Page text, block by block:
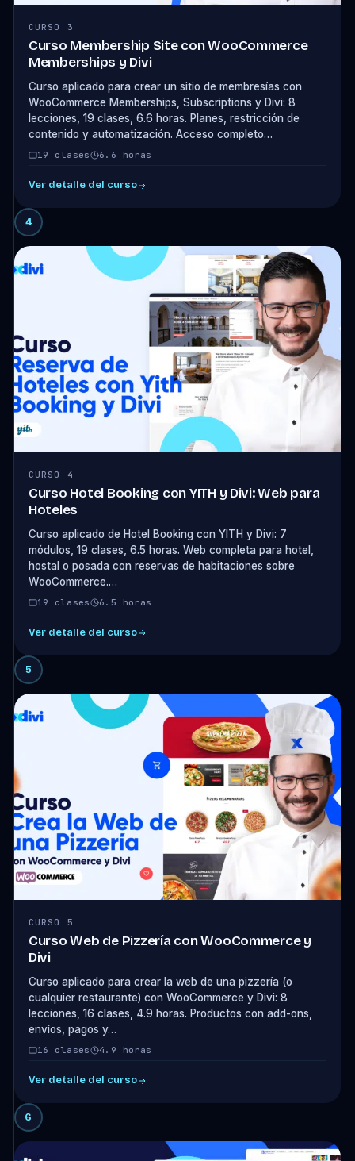
CURSO 3
Curso Membership Site con WooCommerce
Memberships y Divi
Curso aplicado para crear un sitio de membresías con
WooCommerce Memberships, Subscriptions y Divi: 8
lecciones, 19 clases, 6.6 horas. Planes, restricción de
contenido y automatización. Acceso completo…
19 clases 6.6 horas
Ver detalle del curso
4
CURSO 4
Curso Hotel Booking con YITH y Divi: Web para
Hoteles
Curso aplicado de Hotel Booking con YITH y Divi: 7
módulos, 19 clases, 6.5 horas. Web completa para hotel,
hostal o posada con reservas de habitaciones sobre
WooCommerce.…
19 clases 6.5 horas
Ver detalle del curso
5
CURSO 5
Curso Web de Pizzería con WooCommerce y
Divi
Curso aplicado para crear la web de una pizzería (o
cualquier restaurante) con WooCommerce y Divi: 8
lecciones, 16 clases, 4.9 horas. Productos con add-ons,
envíos, pagos y…
16 clases 4.9 horas
Ver detalle del curso
6